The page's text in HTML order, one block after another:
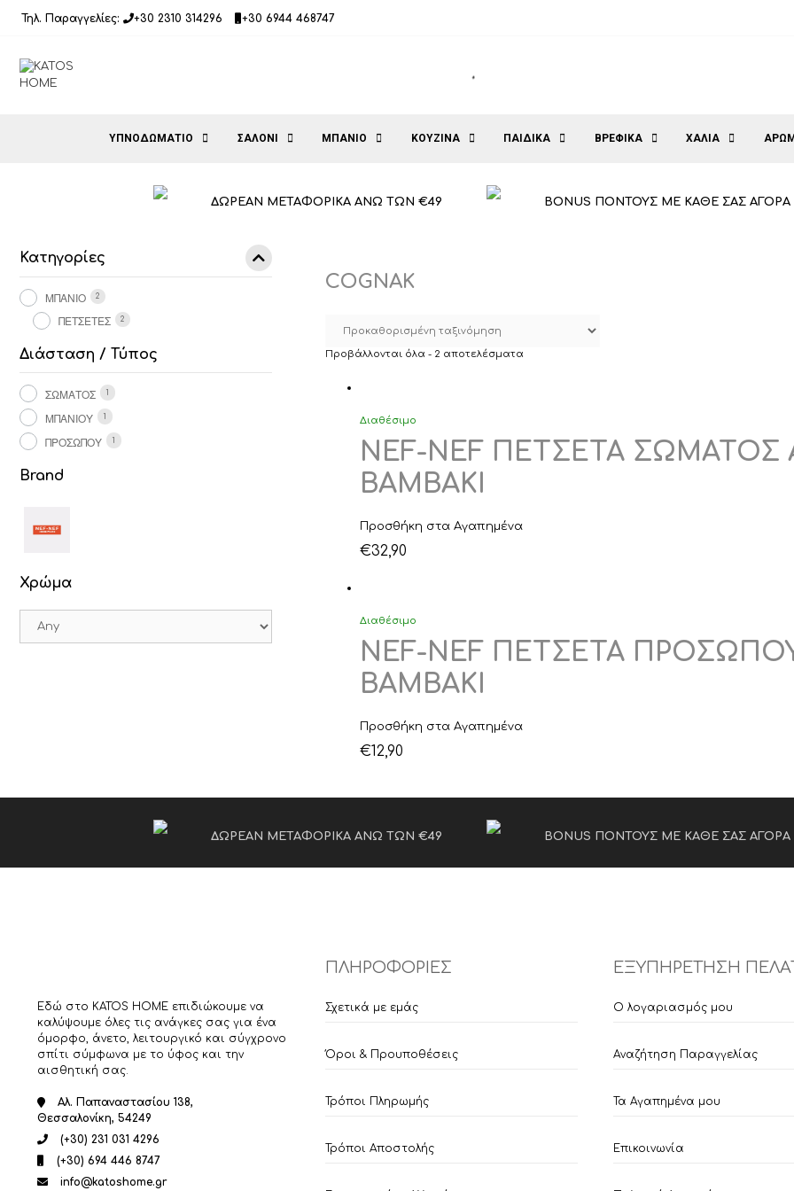
Τηλ. Παραγγελίες: +30 2310 314296 +30 6944 468747
ΥΠΝΟΔΩΜΑΤΙΟ ΣΑΛΟΝΙ ΜΠΑΝΙΟ ΚΟΥΖΙΝΑ ΠΑΙΔΙΚΑ ΒΡΕΦΙΚΑ ΧΑΛΙΑ
ΔΩΡΕΑΝ ΜΕΤΑΦΟΡΙΚΑ ΑΝΩ ΤΩΝ €49 BONUS ΠΟΝΤΟΥΣ ΜΕ ΚΑΘΕ ΣΑΣ ΑΓΟΡΑ
COGNAK
Προβάλλονται όλα - 2 αποτελέσματα
Διαθέσιμο
NEF-NEF ΠΕΤΣΕΤΑ ΣΩΜΑΤΟΣ
BAMBAKI
Προσθήκη στα Αγαπημένα
€32,90
Διαθέσιμο
NEF-NEF ΠΕΤΣΕΤΑ ΠΡΟΣΩΠΟΥ
BAMBAKI
Προσθήκη στα Αγαπημένα
€12,90
Κατηγορίες
ΜΠΑΝΙΟ 2
ΠΕΤΣΕΤΕΣ 2
Διάσταση / Τύπος
ΣΏΜΑΤΟΣ
ΜΠΆΝΙΟΥ
ΠΡΟΣΏΠΟΥ
Brand
Χρώμα
ΔΩΡΕΑΝ ΜΕΤΑΦΟΡΙΚΑ ΑΝΩ ΤΩΝ €49 BONUS ΠΟΝΤΟΥΣ ΜΕ ΚΑΘΕ ΣΑΣ ΑΓΟΡΑ
Εδώ στο KATOS HOME επιδιώκουμε να
καλύψουμε όλες τις ανάγκες σας για ένα
όμορφο, άνετο, λειτουργικό και σύγχρονο
σπίτι σύμφωνα με το ύφος και την
αισθητική σας.
Αλ. Παπαναστασίου 138,
Θεσσαλονίκη, 54249
(+30) 231 031 4296
(+30) 694 446 8747
info@katoshome.gr
ΠΛΗΡΟΦΟΡΙΕΣ
Σχετικά με εμάς
Όροι & Προυποθέσεις
Τρόποι Πληρωμής
Τρόποι Αποστολής
ΕΞΥΠΗΡΕΤΗΣΗ
Ο λογαριασμός μου
Αναζήτηση Παραγγελίας
Τα Αγαπημένα μου
Επικοινωνία